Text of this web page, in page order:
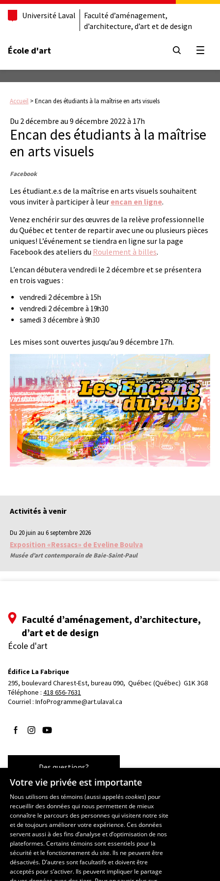
Université Laval
Faculté d’aménagement,
d’architecture, d’art et de design
École d'art
Accueil >Encan des étudiants à la maîtrise en arts visuels
Du 2 décembre au 9 décembre 2022 à 17h
Encan des étudiants à la maîtrise
en arts visuels
Facebook
Les étudiant.e.s de la maîtrise en arts visuels souhaitent
vous inviter à participer à leur encan en ligne.
Venez enchérir sur des œuvres de la relève professionnelle
du Québec et tenter de repartir avec une ou plusieurs pièces
uniques! L’événement se tiendra en ligne sur la page
Facebook des ateliers du Roulement à billes.
L’encan débutera vendredi le 2 décembre et se présentera
en trois vagues :
vendredi 2 décembre à 15h
vendredi 2 décembre à 19h30
samedi 3 décembre à 9h30
Les mises sont ouvertes jusqu’au 9 décembre 17h.
Activités à venir
Du 20 juin au 6 septembre 2026
Exposition «Ressacs» de Eveline Boulva
Musée d’art contemporain de Baie-Saint-Paul
Faculté d’aménagement, d’architecture,
d’art et de design
École d'art
Édifice La Fabrique
295, boulevard Charest-Est, bureau 090, Québec (Québec)  G1K 3G8
Téléphone : 418 656-7631
Courriel : InfoProgramme@art.ulaval.ca
Suivez-nous sur Facebook
Suivez-nous sur Instagram
Suivez-nous sur YouTube
Des questions?
Les écoles et la recherche
École supérieure d’aménagement du territoire et de développement
régional
École d’architecture
École de design
Centre de recherche en aménagement et développement
Votre vie privée est importante
Nous utilisons des témoins (aussi appeléscookies) pour
recueillir des données qui nous permettent de mieux
connaître le parcours des personnes qui visitent notre site
et de toujours améliorer votre expérience. Ces données
servent aussi à des fins d’analyse et d’optimisation de nos
plateformes. Certains témoins sont essentiels pour la
sécurité et le fonctionnement du site. Ils ne peuvent être
désactivés. D’autres sont facultatifs et doivent être
acceptés pour s’activer. Ils peuvent impliquer le partage